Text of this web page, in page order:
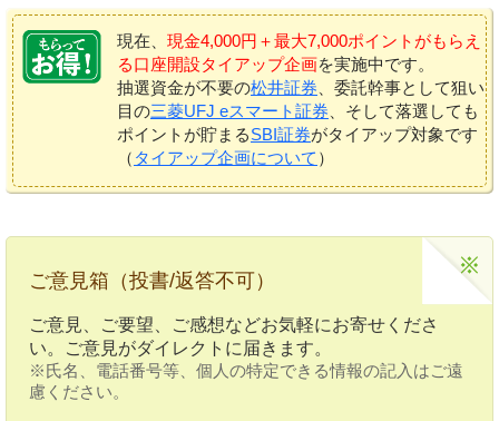
現在、 現金4,000円＋最大7,000ポイントがもらえ
る口座開設タイアップ企画を実施中です。
抽選資金が不要の松井証券 、委託幹事として狙い
目の三菱UFJ eスマート証券 、そして落選しても
ポイントが貯まるSBI証券がタイアップ対象です
（ タイアップ企画について ）
ご意見箱（投書/返答不可）
ご意見、ご要望、ご感想などお気軽にお寄せくださ
い。ご意見がダイレクトに届きます。
※氏名、電話番号等、個人の特定できる情報の記入はご遠
慮ください。